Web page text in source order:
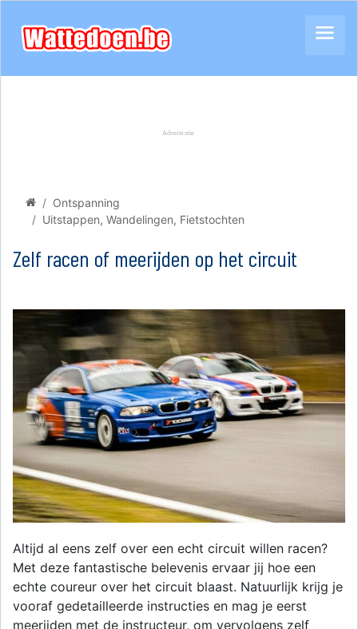
Ontspanning
Uitstappen, Wandelingen, Fietstochten
Zelf racen of meerijden op het circuit
Altijd al eens zelf over een echt circuit willen racen?
Met deze fantastische belevenis ervaar jij hoe een
echte coureur over het circuit blaast. Natuurlijk krijg je
vooraf gedetailleerde instructies en mag je eerst
meerijden met de instructeur, om vervolgens zelf